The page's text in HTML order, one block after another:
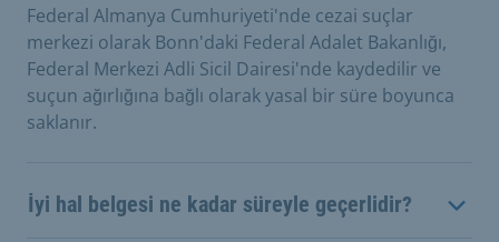
Federal Almanya Cumhuriyeti'nde cezai suçlar
merkezi olarak Bonn'daki Federal Adalet Bakanlığı,
Federal Merkezi Adli Sicil Dairesi'nde kaydedilir ve
suçun ağırlığına bağlı olarak yasal bir süre boyunca
saklanır.
İyi hal belgesi ne kadar süreyle geçerlidir?